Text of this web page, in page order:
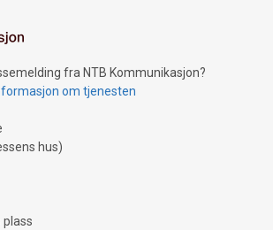
fra NTB Kommunikasjon?
om tjenesten
hus)
plass